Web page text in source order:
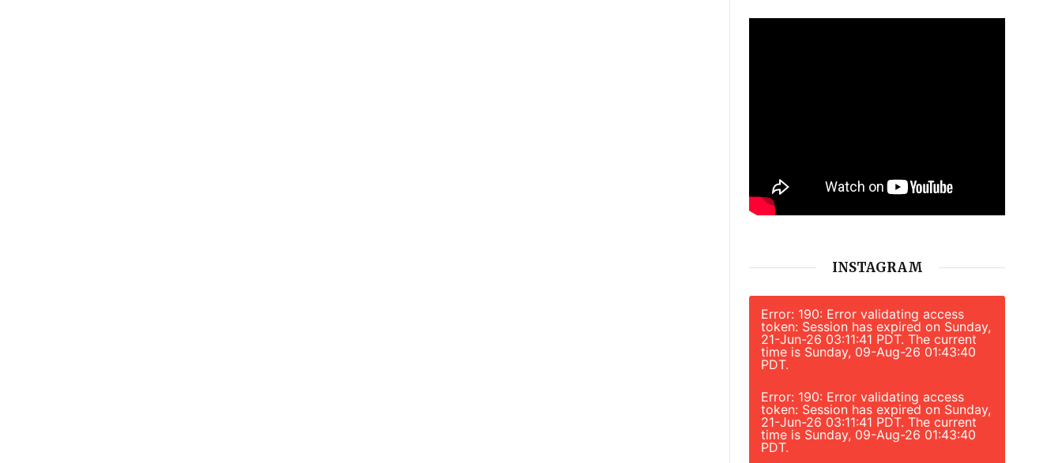
INSTAGRAM
Error: 190: Error validating access
token: Session has expired on Sunday,
21-Jun-26 03:11:41 PDT. The current
time is Sunday, 09-Aug-26 01:43:40
PDT.
Error: 190: Error validating access
token: Session has expired on Sunday,
21-Jun-26 03:11:41 PDT. The current
time is Sunday, 09-Aug-26 01:43:40
PDT.